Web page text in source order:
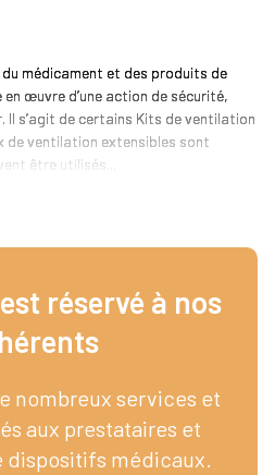
du médicament et des produits de
œuvre d’une action de sécurité,
Il s’agit de certains Kits de ventilation
de ventilation extensibles sont
être utilisés...
réservé à nos
nombreux services et
aux prestataires et
dispositifs médicaux.